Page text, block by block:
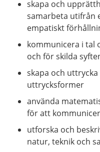
skapa och
samarbeta utifrån
empatiskt
kommunicera i tal
och för skilda
skapa och
uttrycksformer
använda
för att
utforska och
natur, teknik och